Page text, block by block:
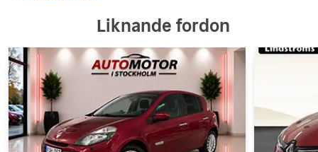
Liknande fordon